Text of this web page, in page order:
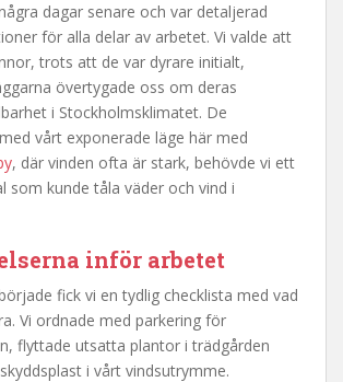
dagar senare och var detaljerad
för alla delar av arbetet. Vi valde att
trots att de var dyrare initialt,
övertygade oss om deras
i Stockholmsklimatet. De
vårt exponerade läge här med
, där vinden ofta är stark, behövde vi ett
som kunde tåla väder och vind i
inför arbetet
fick vi en tydlig checklista med vad
Vi ordnade med parkering för
flyttade utsatta plantor i trädgården
i vårt vindsutrymme.